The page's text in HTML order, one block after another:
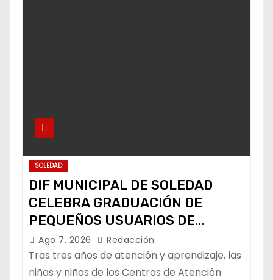
SOLEDAD
DIF MUNICIPAL DE SOLEDAD
CELEBRA GRADUACIÓN DE
PEQUEÑOS USUARIOS DE
ESTANCIAS “CAPULLITOS 1 Y 2”
Ago 7, 2026 Redacción
Tras tres años de atención y aprendizaje, las
niñas y niños de los Centros de Atención